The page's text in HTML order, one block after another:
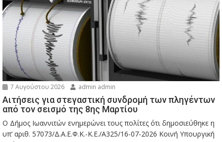
7 Αυγούστου 2026 admin admin
Αιτήσεις για στεγαστική συνδρομή των πληγέντων
από τον σεισμό της 8ης Μαρτίου
Ο Δήμος Ιωαννιτών ενημερώνει τους πολίτες ότι δημοσιεύθηκε η
υπ’ αριθ. 57073/Δ.Α.Ε.Φ.Κ.-Κ.Ε./Α325/16-07-2026 Κοινή Υπουργική